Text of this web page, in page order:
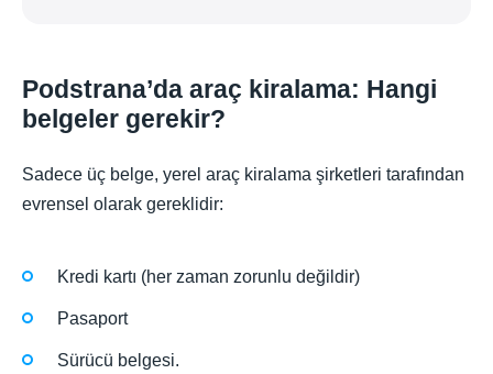
Podstrana’da araç kiralama: Hangi
belgeler gerekir?
Sadece üç belge, yerel araç kiralama şirketleri tarafından
evrensel olarak gereklidir:
Kredi kartı (her zaman zorunlu değildir)
Pasaport
Sürücü belgesi.